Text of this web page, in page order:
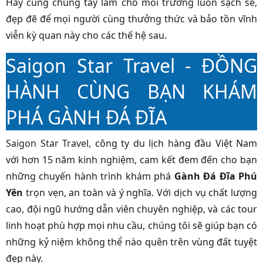
đẹp đẽ để mọi người cùng thưởng thức và bảo tồn vĩnh
viễn kỳ quan này cho các thế hệ sau.
Saigon Star Travel - ĐỒNG
HÀNH CÙNG BẠN KHÁM
PHÁ GÀNH ĐÁ ĐĨA
Saigon Star Travel, công ty du lịch hàng đầu Việt Nam
với hơn 15 năm kinh nghiệm, cam kết đem đến cho bạn
những chuyến hành trình khám phá Gành Đá Đĩa Phú
Yên trọn vẹn, an toàn và ý nghĩa. Với dịch vụ chất lượng
cao, đội ngũ hướng dẫn viên chuyên nghiệp, và các tour
linh hoạt phù hợp mọi nhu cầu, chúng tôi sẽ giúp bạn có
những kỷ niệm không thể nào quên trên vùng đất tuyệt
đẹp này.